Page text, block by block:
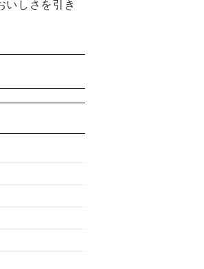
いしさを引き